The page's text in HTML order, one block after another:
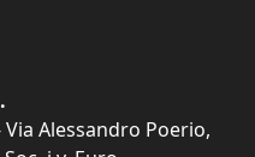
Alessandro Poerio,